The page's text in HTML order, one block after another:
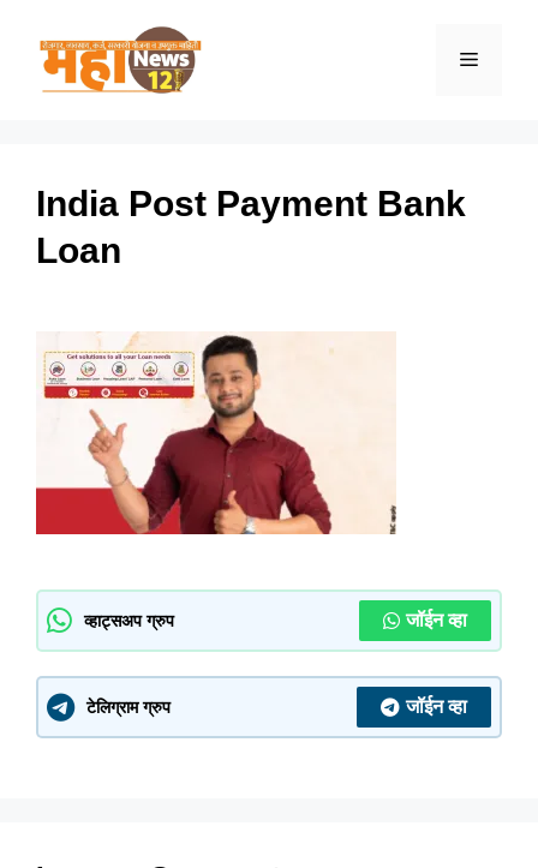
Menu
India Post Payment Bank
Loan
व्हाट्सअप ग्रुप जॉईन व्हा
टेलिग्राम ग्रुप जॉईन व्हा